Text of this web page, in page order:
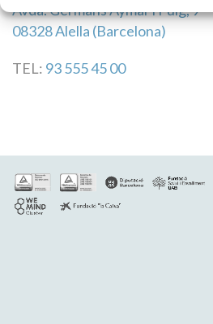
Avda. Germans Aymar i Puig, 9
08328 Alella (Barcelona)
TEL: 93 555 45 00